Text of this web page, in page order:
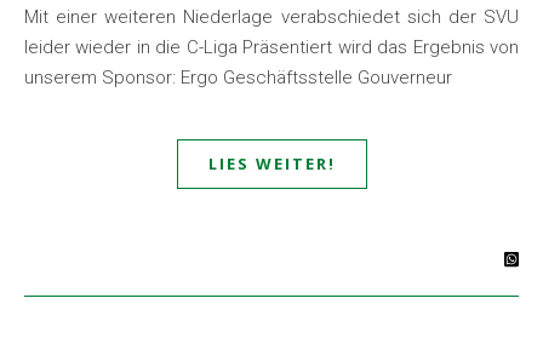
Mit einer weiteren Niederlage verabschiedet sich der SVU
leider wieder in die C-Liga Präsentiert wird das Ergebnis von
unserem Sponsor: Ergo Geschäftsstelle Gouverneur
LIES WEITER!